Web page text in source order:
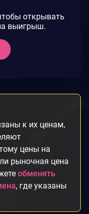
открывать
выигрыш.
к их ценам,
цены на
рыночная цена
обменять
, где указаны